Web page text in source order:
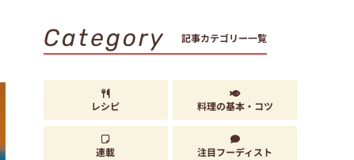
Category 記事カテゴリー一覧
レシピ 料理の基本・コツ
連載 注目フーディスト